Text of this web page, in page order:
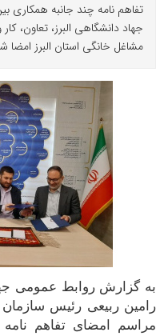
تفاهم نامه چند جانبه همکاری
جهاد دانشگاهی البرز، تعاون،
مشاغل خانگی استان البرز امضا
به گزارش روابط عمومی
رامین ربیعی رئیس
مراسم امضای تفاهم